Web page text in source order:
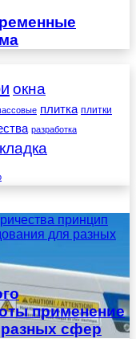
окна
плитка плитки
разработка
принцип
для разных
применение
сфер